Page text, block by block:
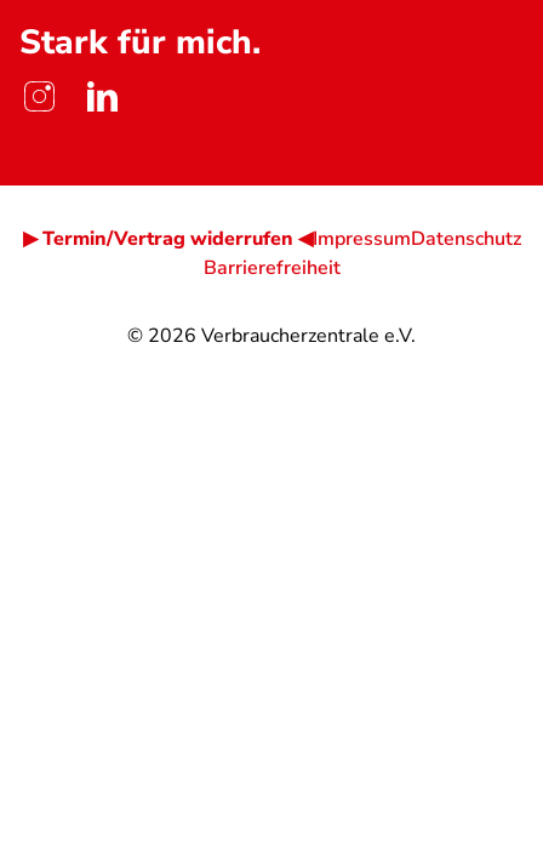
Stark für mich.
© 2026 Verbraucherzentrale e.V.
▶ Termin/Vertrag widerrufen ◀ImpressumDatenschutz
Barrierefreiheit